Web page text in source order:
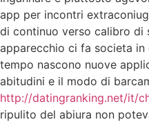
app per incontri
di continuo verso calibro di
apparecchio ci fa societa in
tempo nascono nuove
abitudini e il modo di
http://datingranking.net/it/
ripulito del abiura non